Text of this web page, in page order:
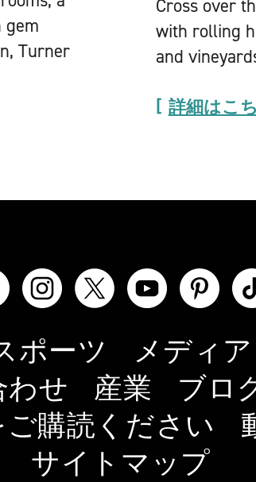
gem
Turner
Cross over
with rolling
and
詳細はこ
ポーツ メディア
わせ
産業 ブロ
購読ください
サイトマップ